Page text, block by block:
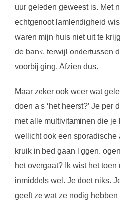
uur geleden geweest is. Met
echtgenoot lamlendigheid
waren mijn huis niet uit te
de bank, terwijl ondertussen
voorbij ging. Afzien dus.
Maar zeker ook weer wat
doen als ‘het heerst?’ Je per
met alle multivitaminen die je
wellicht ook een sporadische
kruik in bed gaan liggen,
het overgaat? Ik wist het toen
inmiddels wel. Je doet niks.
geeft ze wat ze nodig hebben